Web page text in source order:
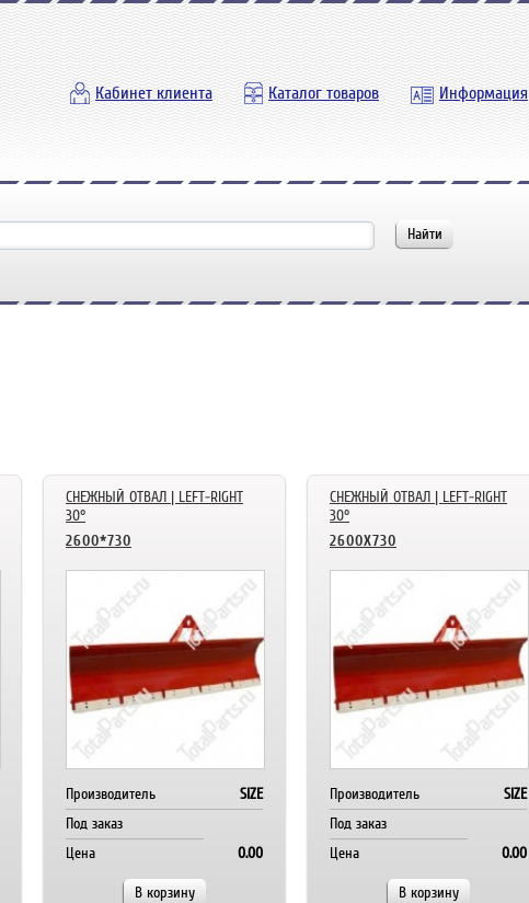
Кабинет клиента Каталог товаров Информация
Найти
СНЕЖНЫЙ ОТВАЛ | LEFT-RIGHT
30°
2600*730
Производитель
SIZE
Под заказ
Цена
0.00
В корзину
СНЕЖНЫЙ ОТВАЛ | LEFT-RIGHT
30°
2600X730
Производитель
SIZE
Под заказ
Цена
0.00
В корзину